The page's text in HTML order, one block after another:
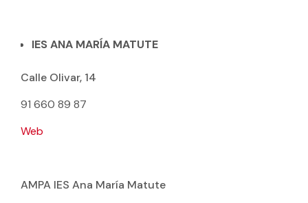
IES ANA MARÍA MATUTE
Calle Olivar, 14
91 660 89 87
Web
AMPA IES Ana María Matute